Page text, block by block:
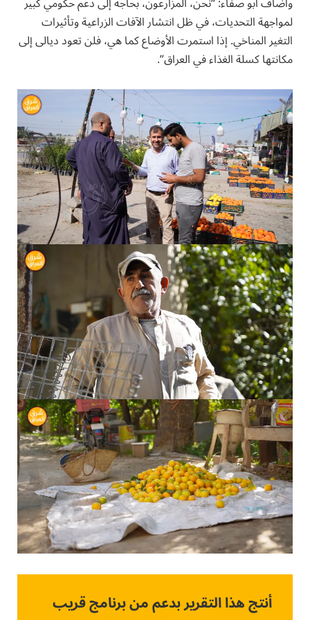
لمواجهة التحديات، في ظل انتشار الآفات الزراعية وتأثيرات
التغير المناخي. إذا استمرت الأوضاع كما هي، فلن تعود ديالى إلى
مكانتها كسلة الغذاء في العراق”.
أنتج هذا التقرير بدعم من برنامج قريب